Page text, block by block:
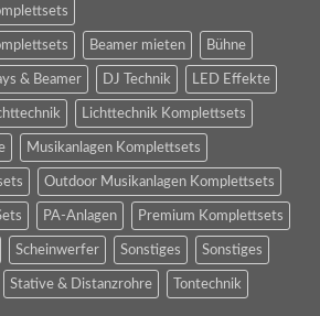
Beamer mieten Bühne
& Beamer DJ Technik LED Effekte
Lichttechnik Komplettsets
Musikanlagen Komplettsets
Outdoor Musikanlagen Komplettsets
PA-Anlagen Premium Komplettsets
Scheinwerfer Sonstiges Sonstiges
Stative & Distanzrohre Tontechnik